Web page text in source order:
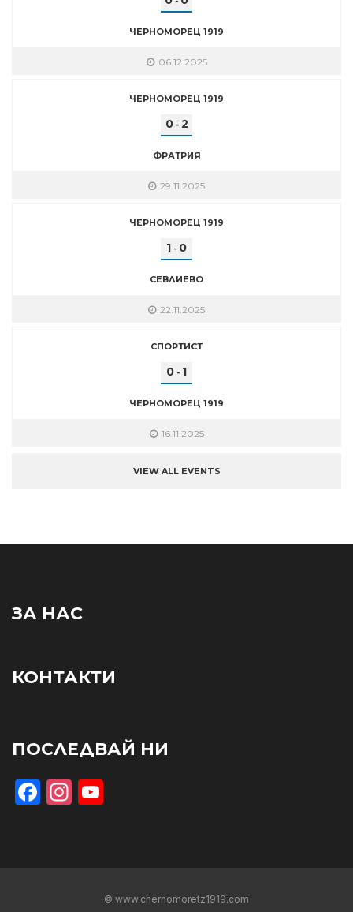
ЧЕРНОМОРЕЦ 1919
06.12.2025
ЧЕРНОМОРЕЦ 1919
0- 2
ФРАТРИЯ
29.11.2025
ЧЕРНОМОРЕЦ 1919
1 - 0
СЕВЛИЕВО
22.11.2025
СПОРТИСТ
0 - 1
ЧЕРНОМОРЕЦ 1919
16.11.2025
VIEW ALL EVENTS
ЗА НАС
КОНТАКТИ
ПОСЛЕДВАЙ НИ
Facebook
Instagram
© www.chernomoretz1919.com